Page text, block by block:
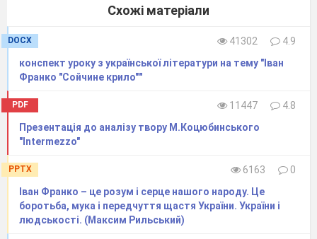
Схожі матеріали
DOCX 41302
4.9
конспект уроку з української літератури на тему "Іван
Франко "Сойчине крило""
PDF 11447
4.8
Презентація до аналізу твору М.Коцюбинського
"Intermezzo"
PPTX 6163
0
Іван Франко – це розум і серце нашого народу. Це
боротьба, мука і передчуття щастя України. України і
людськості. (Максим Рильський)